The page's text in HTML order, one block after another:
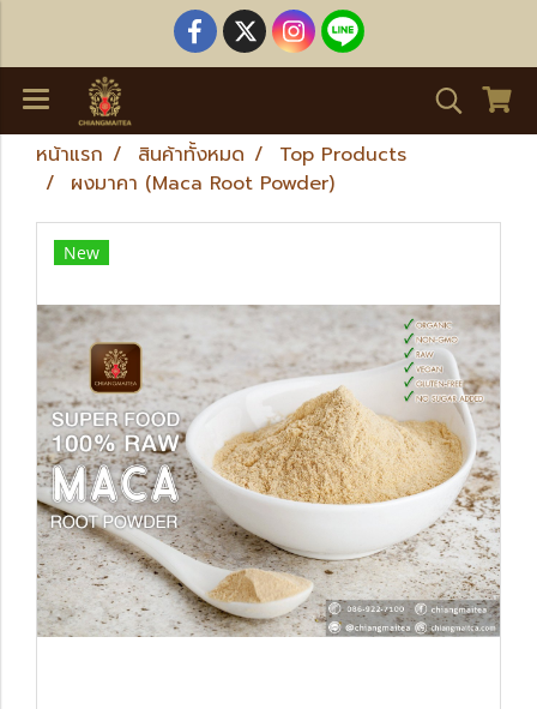
หน้าแรก สินค้าทั้งหมด
Top Products
ผงมาคา (Maca Root Powder)
New